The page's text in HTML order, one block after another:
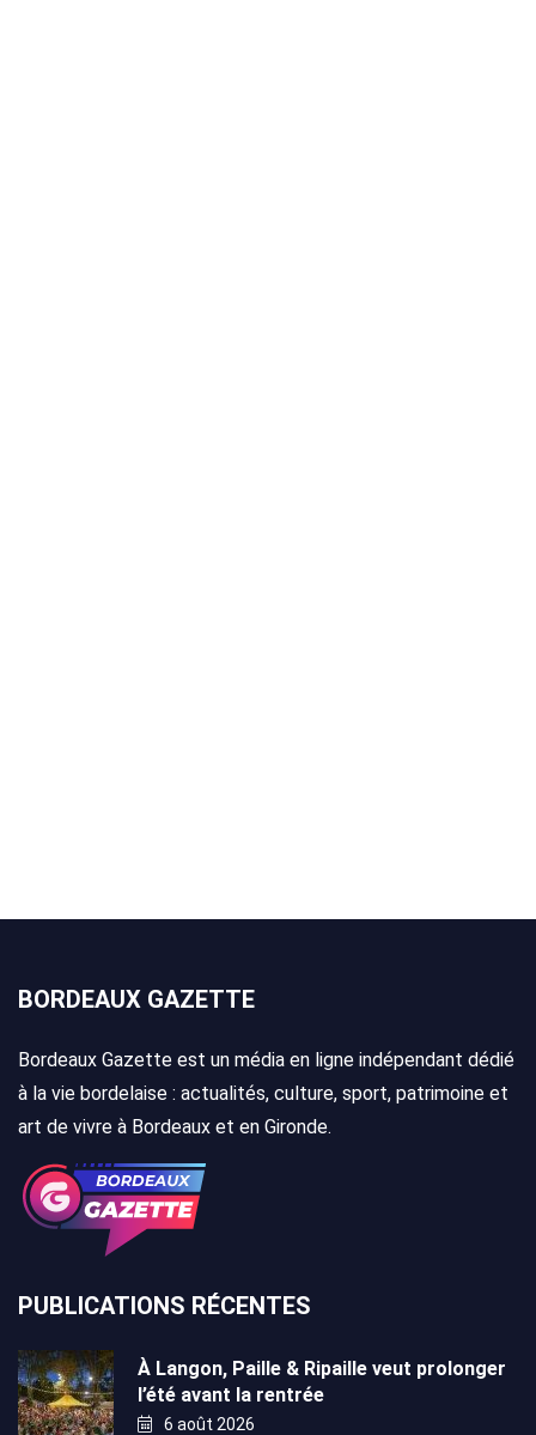
BORDEAUX GAZETTE
Bordeaux Gazette est un média en ligne indépendant dédié
à la vie bordelaise : actualités, culture, sport, patrimoine et
art de vivre à Bordeaux et en Gironde.
PUBLICATIONS RÉCENTES
À Langon, Paille & Ripaille veut prolonger
l’été avant la rentrée
6 août 2026